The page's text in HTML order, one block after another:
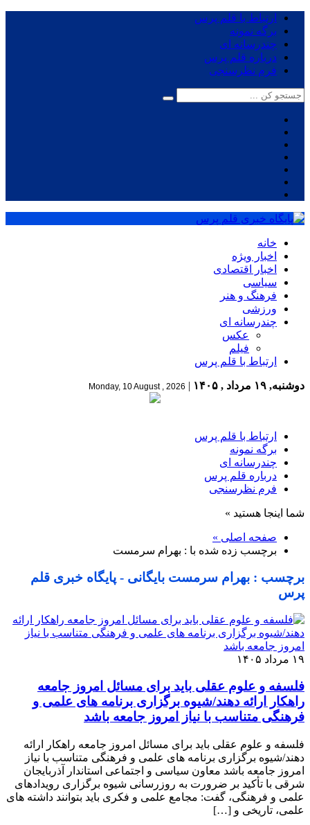
ارتباط با قلم پرس
برگه نمونه
چندرسانه ای
درباره قلم پرس
فرم نظرسنجی
خانه
اخبار ویژه
اخبار اقتصادی
سیاسی
فرهنگ و هنر
ورزشی
چندرسانه ای
عکس
فیلم
ارتباط با قلم پرس
دوشنبه, ۱۹ مرداد , ۱۴۰۵ |
Monday, 10 August , 2026
ارتباط با قلم پرس
برگه نمونه
چندرسانه ای
درباره قلم پرس
فرم نظرسنجی
شما اینجا هستید »
صفحه اصلی »
برچسب زده شده با : بهرام سرمست
برچسب : بهرام سرمست بایگانی - پایگاه خبری قلم
پرس
۱۹ مرداد ۱۴۰۵
فلسفه و علوم عقلی باید برای مسائل امروز جامعه
راهکار ارائه دهند/شیوه برگزاری برنامه‌ های علمی و
فرهنگی متناسب با نیاز امروز جامعه باشد
فلسفه و علوم عقلی باید برای مسائل امروز جامعه راهکار ارائه
دهند/شیوه برگزاری برنامه‌ های علمی و فرهنگی متناسب با نیاز
امروز جامعه باشد معاون سیاسی و اجتماعی استاندار آذربایجان
شرقی با تأکید بر ضرورت به‌ روزرسانی شیوه برگزاری رویدادهای
علمی و فرهنگی، گفت: مجامع علمی و فکری باید بتوانند داشته‌ های
علمی، تاریخی و […]